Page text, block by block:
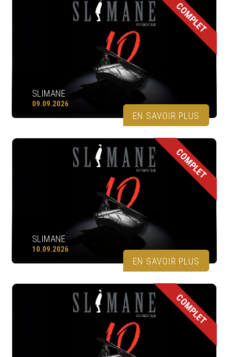
COMPLET
SLIMANE
09.09.2026
EN SAVOIR PLUS
COMPLET
SLIMANE
10.09.2026
EN SAVOIR PLUS
COMPLET